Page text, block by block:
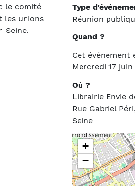
Type
Réunion
Quand ?
Cet événement
Mercredi 17 juin
Où ?
Librairie Envie
Rue Gabriel
Seine
+
−
le comité
les unions
Seine.